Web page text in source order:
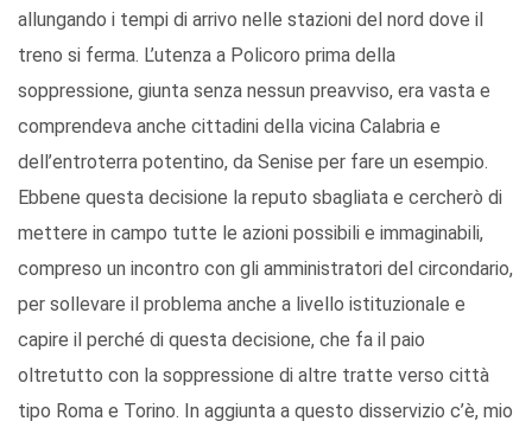
allungando i tempi di arrivo nelle stazioni del nord dove il
treno si ferma. L’utenza a Policoro prima della
soppressione, giunta senza nessun preavviso, era vasta e
comprendeva anche cittadini della vicina Calabria e
dell’entroterra potentino, da Senise per fare un esempio.
Ebbene questa decisione la reputo sbagliata e cercherò di
mettere in campo tutte le azioni possibili e immaginabili,
compreso un incontro con gli amministratori del circondario,
per sollevare il problema anche a livello istituzionale e
capire il perché di questa decisione, che fa il paio
oltretutto con la soppressione di altre tratte verso città
tipo Roma e Torino. In aggiunta a questo disservizio c’è, mio